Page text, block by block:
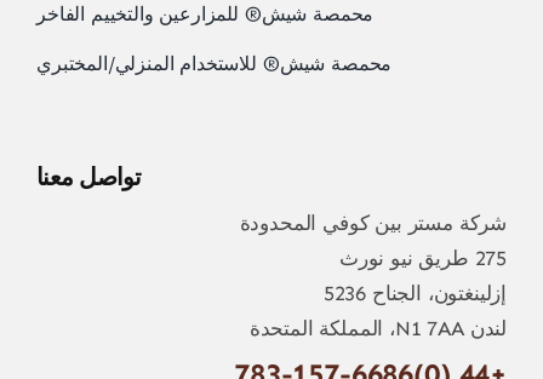
محمصة شيش® للمزارعين والتخييم الفاخر
محمصة شيش® للاستخدام المنزلي/المختبري
تواصل معنا
شركة مستر بين كوفي المحدودة
275 طريق نيو نورث
إزلينغتون، الجناح 5236
لندن N1 7AA، المملكة المتحدة